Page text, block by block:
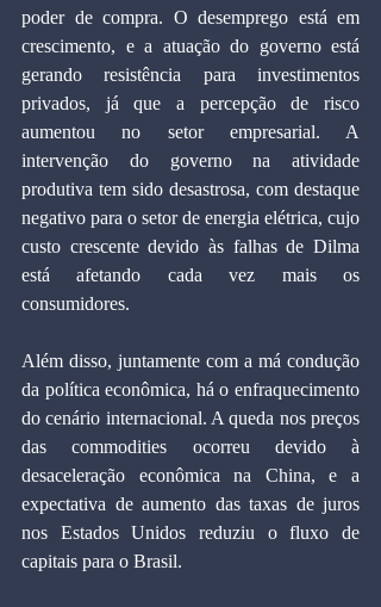
poder de compra. O desemprego está em
crescimento, e a atuação do governo está
gerando resistência para investimentos
privados, já que a percepção de risco
aumentou no setor empresarial. A
intervenção do governo na atividade
produtiva tem sido desastrosa, com destaque
negativo para o setor de energia elétrica, cujo
custo crescente devido às falhas de Dilma
está afetando cada vez mais os
consumidores.
Além disso, juntamente com a má condução
da política econômica, há o enfraquecimento
do cenário internacional. A queda nos preços
das commodities ocorreu devido à
desaceleração econômica na China, e a
expectativa de aumento das taxas de juros
nos Estados Unidos reduziu o fluxo de
capitais para o Brasil.